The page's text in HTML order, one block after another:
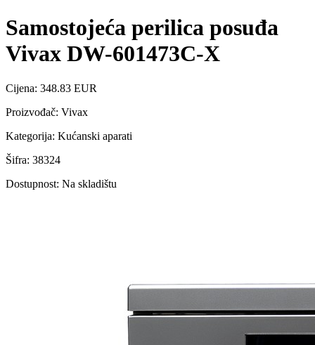
Samostojeća perilica posuđa
Vivax DW-601473C-X
Cijena: 348.83 EUR
Proizvođač: Vivax
Kategorija: Kućanski aparati
Šifra: 38324
Dostupnost: Na skladištu